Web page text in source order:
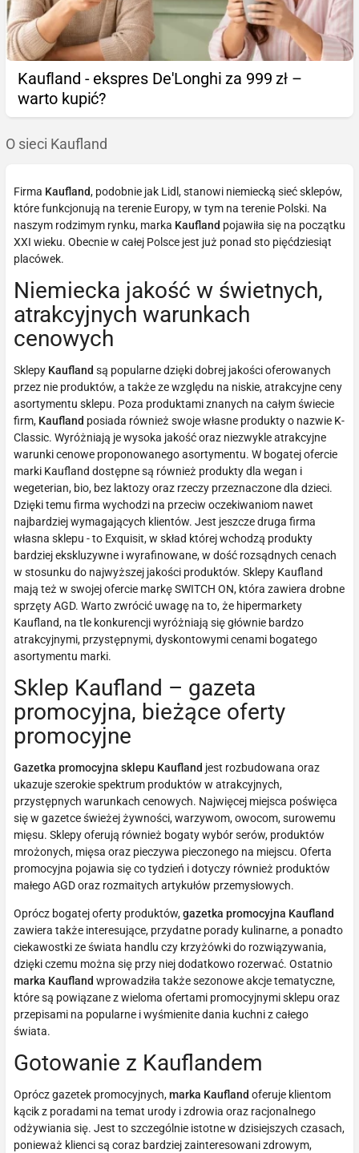
Kaufland - ekspres De'Longhi za 999 zł –
warto kupić?
O sieci Kaufland
Firma Kaufland, podobnie jak Lidl, stanowi niemiecką sieć sklepów,
które funkcjonują na terenie Europy, w tym na terenie Polski. Na
naszym rodzimym rynku, marka Kaufland pojawiła się na początku
XXI wieku. Obecnie w całej Polsce jest już ponad sto pięćdziesiąt
placówek.
Niemiecka jakość w świetnych,
atrakcyjnych warunkach
cenowych
Sklepy Kaufland są popularne dzięki dobrej jakości oferowanych
przez nie produktów, a także ze względu na niskie, atrakcyjne ceny
asortymentu sklepu. Poza produktami znanych na całym świecie
firm, Kaufland posiada również swoje własne produkty o nazwie K-
Classic. Wyróżniają je wysoka jakość oraz niezwykle atrakcyjne
warunki cenowe proponowanego asortymentu. W bogatej ofercie
marki Kaufland dostępne są również produkty dla wegan i
wegeterian, bio, bez laktozy oraz rzeczy przeznaczone dla dzieci.
Dzięki temu firma wychodzi na przeciw oczekiwaniom nawet
najbardziej wymagających klientów. Jest jeszcze druga firma
własna sklepu - to Exquisit, w skład której wchodzą produkty
bardziej ekskluzywne i wyrafinowane, w dość rozsądnych cenach
w stosunku do najwyższej jakości produktów. Sklepy Kaufland
mają też w swojej ofercie markę SWITCH ON, która zawiera drobne
sprzęty AGD. Warto zwrócić uwagę na to, że hipermarkety
Kaufland, na tle konkurencji wyróżniają się głównie bardzo
atrakcyjnymi, przystępnymi, dyskontowymi cenami bogatego
asortymentu marki.
Sklep Kaufland – gazeta
promocyjna, bieżące oferty
promocyjne
Gazetka promocyjna sklepu Kaufland jest rozbudowana oraz
ukazuje szerokie spektrum produktów w atrakcyjnych,
przystępnych warunkach cenowych. Najwięcej miejsca poświęca
się w gazetce świeżej żywności, warzywom, owocom, surowemu
mięsu. Sklepy oferują również bogaty wybór serów, produktów
mrożonych, mięsa oraz pieczywa pieczonego na miejscu. Oferta
promocyjna pojawia się co tydzień i dotyczy również produktów
małego AGD oraz rozmaitych artykułów przemysłowych.
Oprócz bogatej oferty produktów,gazetka promocyjna Kaufland
zawiera także interesujące, przydatne porady kulinarne, a ponadto
ciekawostki ze świata handlu czy krzyżówki do rozwiązywania,
dzięki czemu można się przy niej dodatkowo rozerwać. Ostatnio
marka Kaufland wprowadziła także sezonowe akcje tematyczne,
które są powiązane z wieloma ofertami promocyjnymi sklepu oraz
przepisami na popularne i wyśmienite dania kuchni z całego
świata.
Gotowanie z Kauflandem
Oprócz gazetek promocyjnych,marka Kaufland oferuje klientom
kącik z poradami na temat urody i zdrowia oraz racjonalnego
odżywiania się. Jest to szczególnie istotne w dzisiejszych czasach,
ponieważ klienci są coraz bardziej zainteresowani zdrowym,